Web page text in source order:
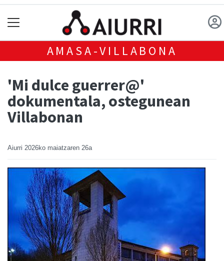
AMASA-VILLABONA
'Mi dulce guerrer@'
dokumentala, ostegunean
Villabonan
Aiurri 2026ko maiatzaren 26a